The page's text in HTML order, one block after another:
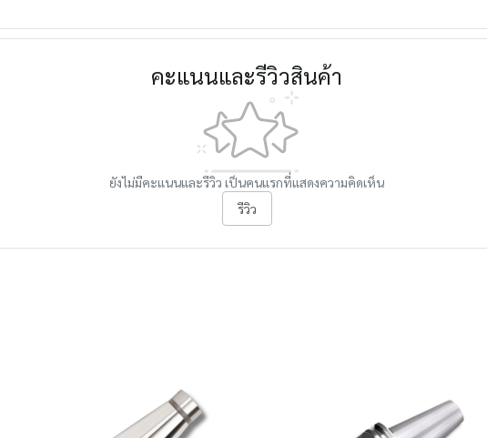
คะแนนและรีวิวสินค้า
ยังไม่มีคะแนนและรีวิว เป็นคนแรกที่แสดงความคิดเห็น
รีวิว